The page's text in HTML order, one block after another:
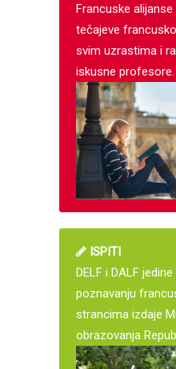
Francuske
tečajeve
svim uzrastima i
iskusne profesore.
ISPITI
DELF i DALF
poznavanju
strancima izdaje
obrazovanja